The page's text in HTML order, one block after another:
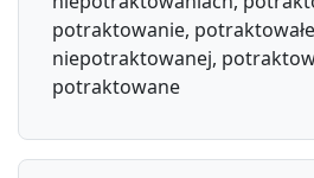
potraktowanie,
niepotraktowanej,
potraktowane